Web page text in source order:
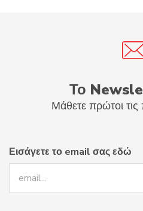
Το
Μάθετε πρώτοι
Εισάγετε το email σας εδώ